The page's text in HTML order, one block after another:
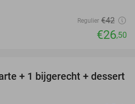
Regulier €42
€26,50
40%
+ 1 bijgerecht + dessert